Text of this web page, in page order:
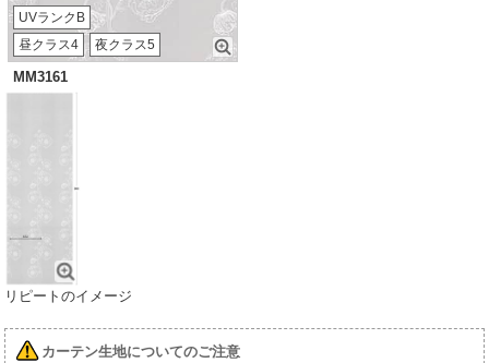
昼クラス4 夜クラス5
UVランクB
MM3161
リピートのイメージ
カーテン生地についてのご注意